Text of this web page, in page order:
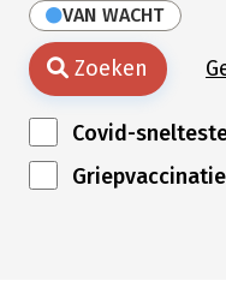
VAN WACHT
Zoeken
Covid-
Griepvaccinatie